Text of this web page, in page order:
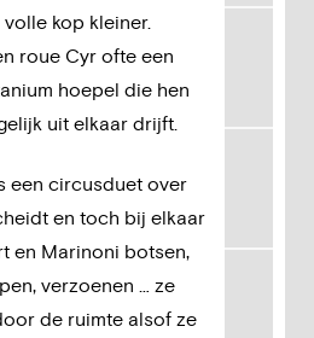
kop kleiner.
roue Cyr ofte een
hoepel die hen
uit elkaar drijft.
een circusduet over
en toch bij elkaar
en Marinoni botsen,
verzoenen … ze
de ruimte alsof ze